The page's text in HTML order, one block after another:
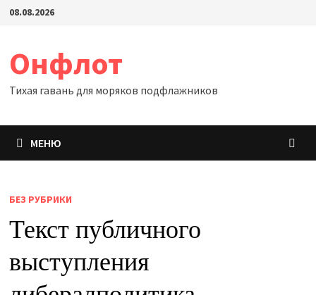
Перейти
08.08.2026
Онфлот
Тихая гавань для моряков подфлажников
МЕНЮ
БЕЗ РУБРИКИ
Текст публичного
выступления